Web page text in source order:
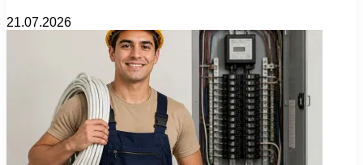
21.07.2026